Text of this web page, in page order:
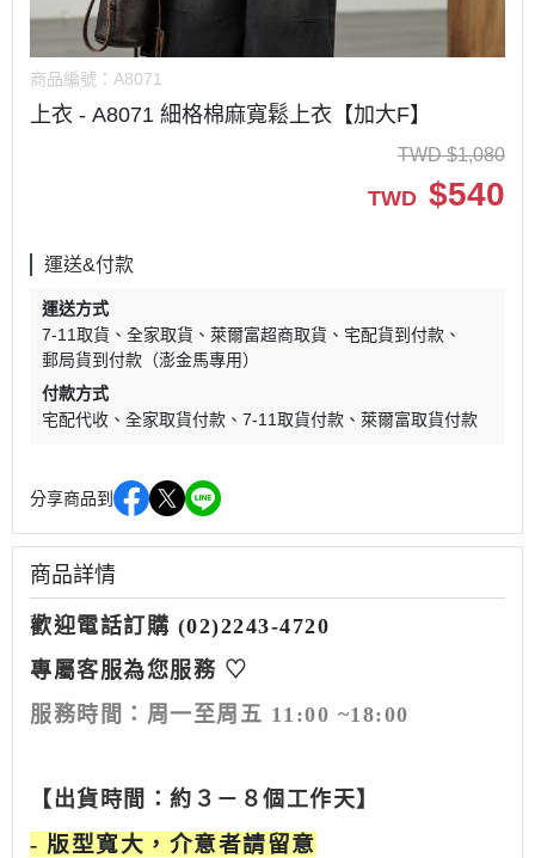
商品編號： A8071
上衣 - A8071 細格棉麻寬鬆上衣【加大F】
TWD $1,080
TWD $540
運送&付款
運送方式
7-11取貨
全家取貨 萊爾富超商取貨
宅配貨到付款
郵局貨到付款（澎金馬專用）
付款方式
宅配代收
全家取貨付款 7-11取貨付款 萊爾富取貨付款
分享商品到
商品詳情
歡迎電話訂購 (02)2243-4720
專屬客服為您服務 ♡
服務時間： 周一至周五 11:00 ~18:00
【出貨時間：約３－８個工作天】
- 版型寬大，介意者請留意